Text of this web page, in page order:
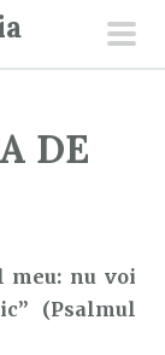
DE
meu: nu voi
(Psalmul